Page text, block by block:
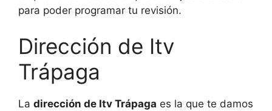
para poder programar tu revisión.
Dirección de Itv
Trápaga
La dirección de Itv Trápaga es la que te damos